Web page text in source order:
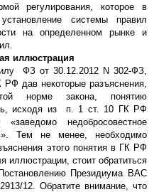
регулирования, которое в
системы правил
на определенном рынке и
иллюстрация
ФЗ от 30.12.2012 N 302-ФЗ,
дав некоторые разъяснения,
норме закона, понятию
исходя из п. 1 ст. 10 ГК РФ
недобросовестное
Тем не менее, необходимо
этого понятия в ГК РФ
иллюстрации, стоит обратиться
Президиума ВАС
12. Обратите внимание, что